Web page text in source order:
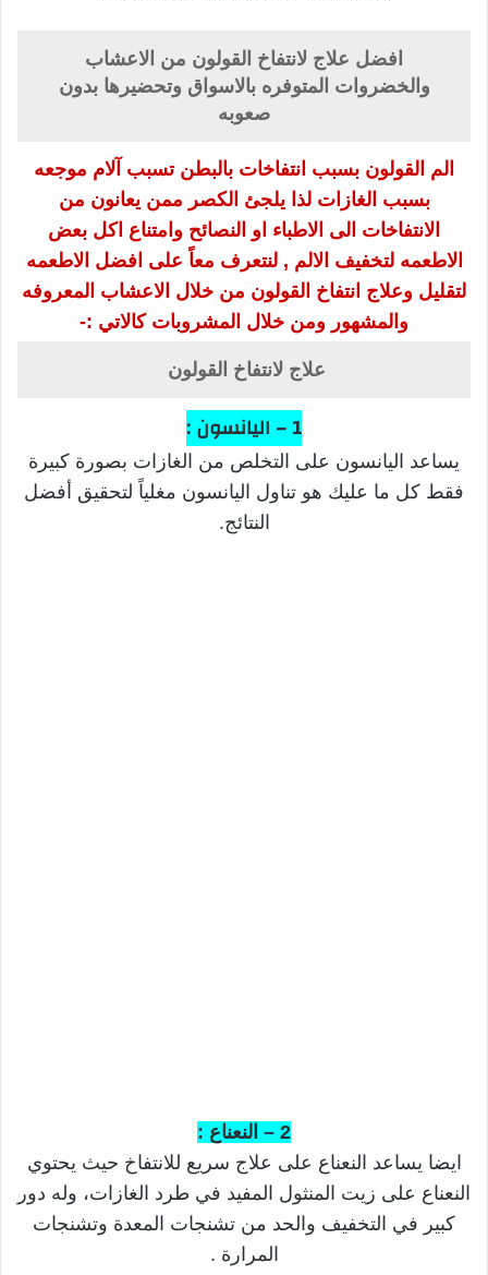
افضل علاج لانتفاخ القولون من الاعشاب
والخضروات المتوفره بالاسواق وتحضيرها بدون
صعوبه
الم القولون بسبب انتفاخات بالبطن تسبب آلام موجعه
بسبب الغازات لذا يلجئ الكصر ممن يعانون من
الانتفاخات الى الاطباء او النصائح وامتناع اكل بعض
الاطعمه لتخفيف الالم , لنتعرف معاً على افضل الاطعمه
لتقليل وعلاج انتفاخ القولون من خلال الاعشاب المعروفه
والمشهور ومن خلال المشروبات كالاتي :-
علاج لانتفاخ القولون
1 – اليانسون :
يساعد اليانسون على التخلص من الغازات بصورة كبيرة
فقط كل ما عليك هو تناول اليانسون مغلياً لتحقيق أفضل
النتائج.
2 – النعناع :
ايضا يساعد النعناع على علاج سريع للانتفاخ حيث يحتوي
النعناع على زيت المنثول المفيد في طرد الغازات، وله دور
كبير في التخفيف والحد من تشنجات المعدة وتشنجات
المرارة .